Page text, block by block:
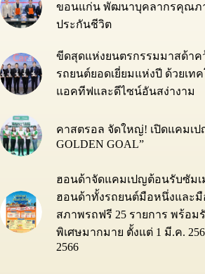
ขอนแก่น พัฒนาบุคลากรคุณภ
ประกันชีวิต
ขีดสุดแห่งยนตรกรรมมาสด้าค
รถยนต์ยอดเยี่ยมแห่งปี ด้วยเท
แอคทีฟและดีไซน์อันสง่างาม
คาสตรอล จัดใหญ่! เปิดแคมเป
GOLDEN GOAL”
ฮอนด้าจัดแคมเปญต้อนรับซัม
ฮอนด้าทั้งรถยนต์มือหนึ่งและมื
สภาพรถฟรี 25 รายการ พร้อม
พิเศษมากมาย ตั้งแต่ 1 มี.ค.
2566